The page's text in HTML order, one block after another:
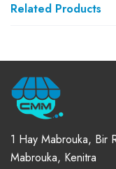
Related Products
1 Hay Mabrouka, Bir
Mabrouka, Kenitra